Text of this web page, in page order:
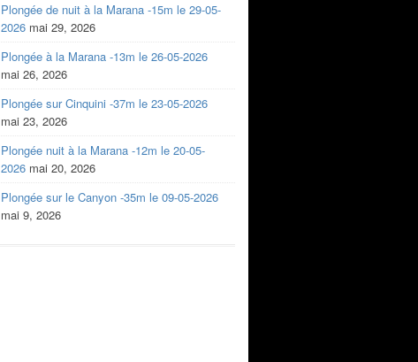
Plongée de nuit à la Marana -15m le 29-05-
2026 mai 29, 2026
Plongée à la Marana -13m le 26-05-2026
mai 26, 2026
Plongée sur Cinquini -37m le 23-05-2026
mai 23, 2026
Plongée nuit à la Marana -12m le 20-05-
2026 mai 20, 2026
Plongée sur le Canyon -35m le 09-05-2026
mai 9, 2026